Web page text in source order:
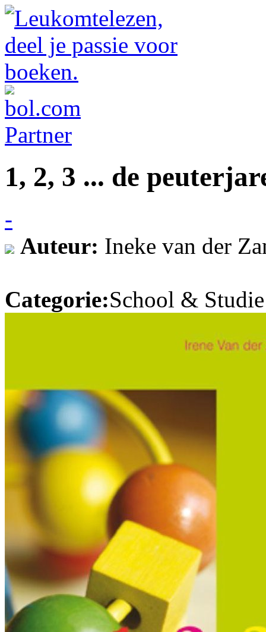
1, 2, 3 ... de
-
Auteur: Ineke van der
Categorie:School &